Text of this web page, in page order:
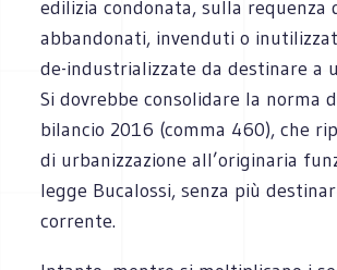
edilizia condonata, sulla requenza
abbandonati, invenduti o
de-industrializzate da destinare a
Si dovrebbe consolidare la norma
bilancio 2016 (comma 460), che
di urbanizzazione all’originaria
legge Bucalossi, senza più
corrente.